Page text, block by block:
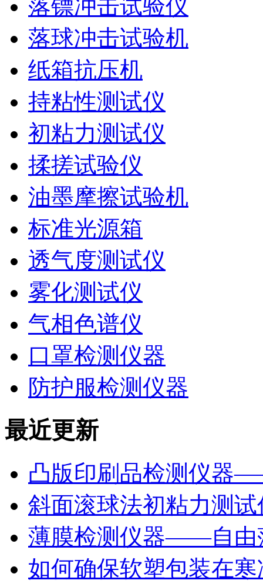
落镖冲击试验仪
落球冲击试验机
纸箱抗压机
持粘性测试仪
初粘力测试仪
揉搓试验仪
油墨摩擦试验机
标准光源箱
透气度测试仪
雾化测试仪
气相色谱仪
口罩检测仪器
防护服检测仪器
最近更新
凸版印刷品检测仪器
斜面滚球法初粘力测
薄膜检测仪器——自由
如何确保软塑包装在